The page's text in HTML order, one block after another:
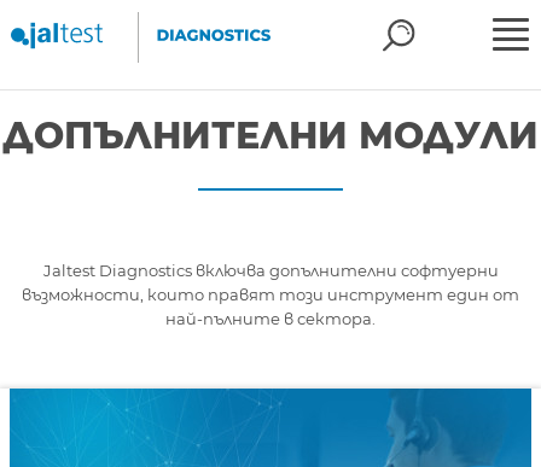
ДОПЪЛНИТЕЛНИ МОДУЛИ
Jaltest Diagnostics включва допълнителни софтуерни
възможности, които правят този инструмент един от
най-пълните в сектора.